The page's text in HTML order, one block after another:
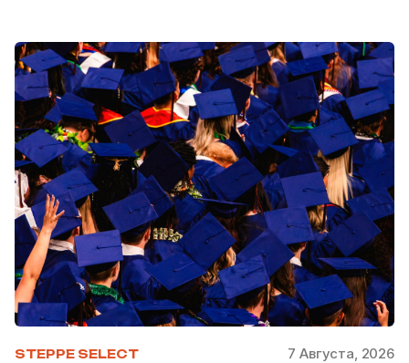
STEPPE SELECT 7 Августа, 2026